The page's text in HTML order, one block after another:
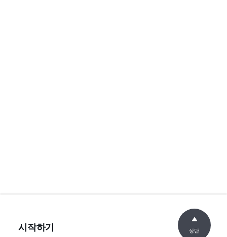
시작하기 상단